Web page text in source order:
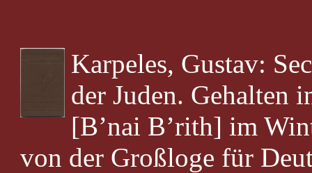
Karpeles, Gustav:
der Juden. Gehalten
[B’nai B’rith] im
von der Großloge für